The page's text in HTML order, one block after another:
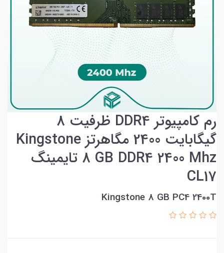
رم کامپیوتر DDR4 ظرفیت 8
گیگابایت 2400 مگاهرتز Kingstone
8 GB DDR4 2400 Mhz تایمینگ
CL17
Kingstone 8 GB PC4 2400T